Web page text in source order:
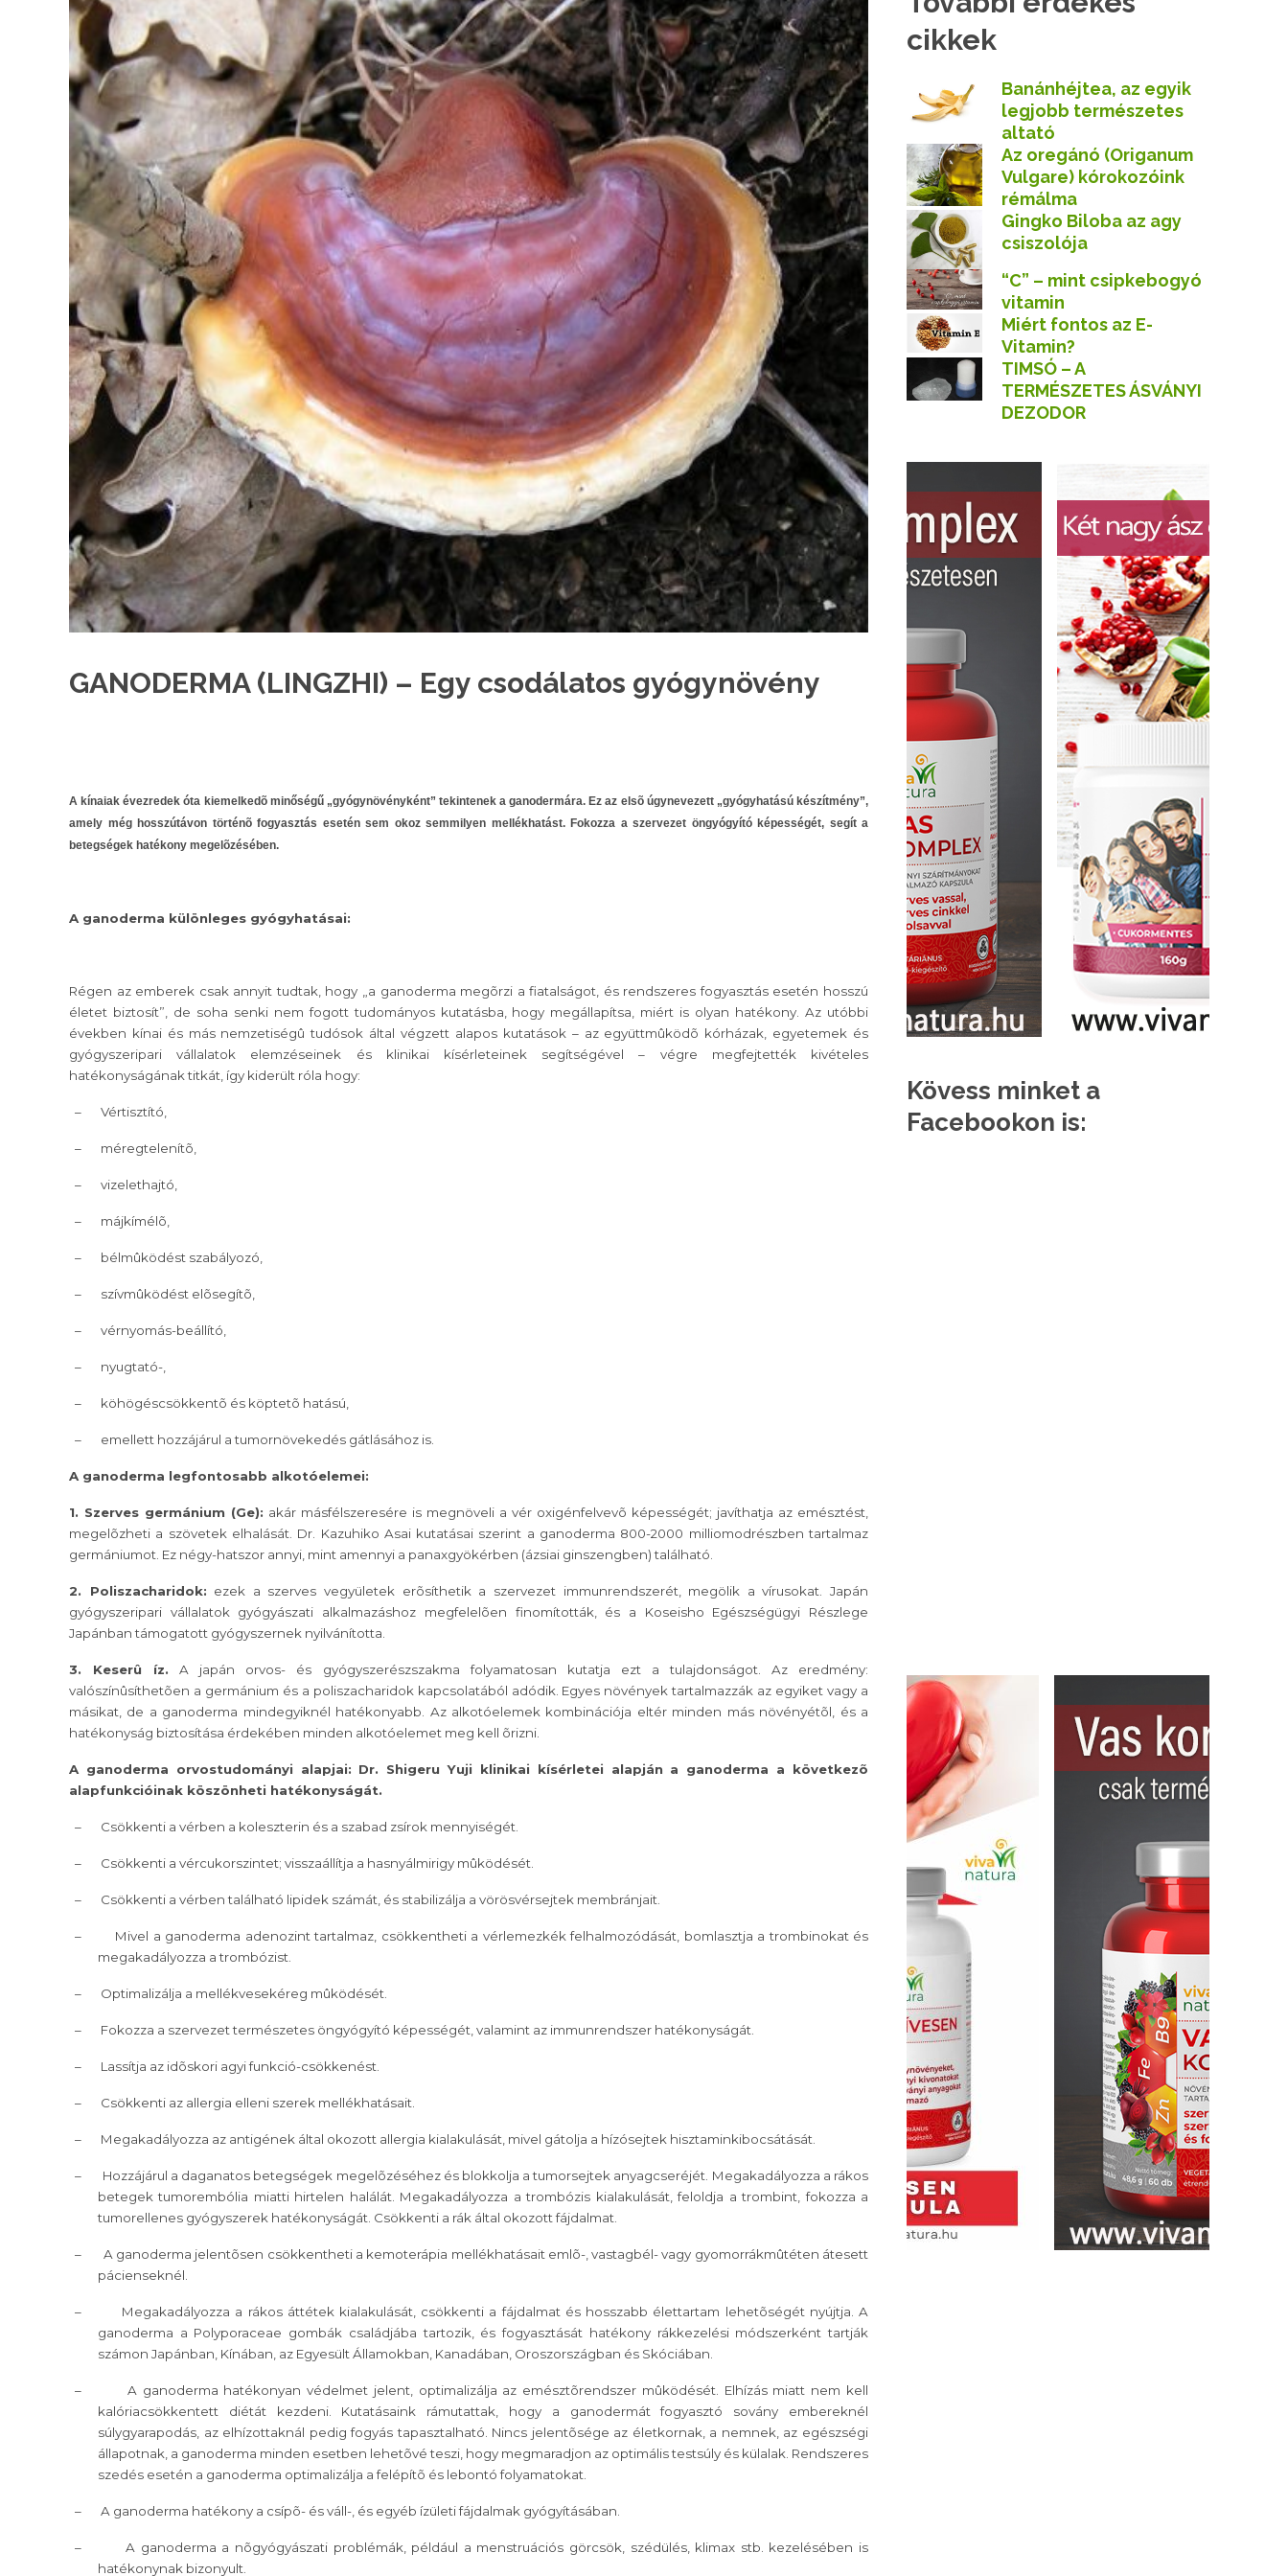
GANODERMA (LINGZHI) – Egy csodálatos gyógynövény
A kínaiak évezredek óta kiemelkedõ minőségű „gyógynövényként” tekintenek a ganodermára. Ez az elsõ úgynevezett „gyógyhatású készítmény”,
amely még hosszútávon történõ fogyasztás esetén sem okoz semmilyen mellékhatást. Fokozza a szervezet öngyógyító képességét, segít a
betegségek hatékony megelõzésében.
A ganoderma különleges gyógyhatásai:
Régen az emberek csak annyit tudtak, hogy „a ganoderma megõrzi a fiatalságot, és rendszeres fogyasztás esetén hosszú
életet biztosít”, de soha senki nem fogott tudományos kutatásba, hogy megállapítsa, miért is olyan hatékony. Az utóbbi
években kínai és más nemzetiségû tudósok által végzett alapos kutatások – az együttmûködõ kórházak, egyetemek és
gyógyszeripari vállalatok elemzéseinek és klinikai kísérleteinek segítségével – végre megfejtették kivételes
hatékonyságának titkát, így kiderült róla hogy:
– Vértisztító,
– méregtelenítõ,
– vizelethajtó,
– májkímélõ,
– bélmûködést szabályozó,
– szívmûködést elõsegítõ,
– vérnyomás-beállító,
– nyugtató-,
– köhögéscsökkentõ és köptetõ hatású,
– emellett hozzájárul a tumornövekedés gátlásához is.
A ganoderma legfontosabb alkotóelemei:
1. Szerves germánium (Ge): akár másfélszeresére is megnöveli a vér oxigénfelvevõ képességét; javíthatja az emésztést,
megelõzheti a szövetek elhalását. Dr. Kazuhiko Asai kutatásai szerint a ganoderma 800-2000 milliomodrészben tartalmaz
germániumot. Ez négy-hatszor annyi, mint amennyi a panaxgyökérben (ázsiai ginszengben) található.
2. Poliszacharidok: ezek a szerves vegyületek erõsíthetik a szervezet immunrendszerét, megölik a vírusokat. Japán
gyógyszeripari vállalatok gyógyászati alkalmazáshoz megfelelõen finomították, és a Koseisho Egészségügyi Részlege
Japánban támogatott gyógyszernek nyilvánította.
3. Keserû íz. A japán orvos- és gyógyszerészszakma folyamatosan kutatja ezt a tulajdonságot. Az eredmény:
valószínûsíthetõen a germánium és a poliszacharidok kapcsolatából adódik. Egyes növények tartalmazzák az egyiket vagy a
másikat, de a ganoderma mindegyiknél hatékonyabb. Az alkotóelemek kombinációja eltér minden más növényétõl, és a
hatékonyság biztosítása érdekében minden alkotóelemet meg kell õrizni.
A ganoderma orvostudományi alapjai: Dr. Shigeru Yuji klinikai kísérletei alapján a ganoderma a következõ
alapfunkcióinak köszönheti hatékonyságát.
– Csökkenti a vérben a koleszterin és a szabad zsírok mennyiségét.
– Csökkenti a vércukorszintet; visszaállítja a hasnyálmirigy mûködését.
– Csökkenti a vérben található lipidek számát, és stabilizálja a vörösvérsejtek membránjait.
–
Mivel a ganoderma adenozint tartalmaz, csökkentheti a vérlemezkék felhalmozódását, bomlasztja a trombinokat és
megakadályozza a trombózist.
– Optimalizálja a mellékvesekéreg mûködését.
– Fokozza a szervezet természetes öngyógyító képességét, valamint az immunrendszer hatékonyságát.
– Lassítja az idõskori agyi funkció-csökkenést.
– Csökkenti az allergia elleni szerek mellékhatásait.
– Megakadályozza az antigének által okozott allergia kialakulását, mivel gátolja a hízósejtek hisztaminkibocsátását.
–
Hozzájárul a daganatos betegségek megelõzéséhez és blokkolja a tumorsejtek anyagcseréjét. Megakadályozza a rákos
betegek tumorembólia miatti hirtelen halálát. Megakadályozza a trombózis kialakulását, feloldja a trombint, fokozza a
tumorellenes gyógyszerek hatékonyságát. Csökkenti a rák által okozott fájdalmat.
–
A ganoderma jelentõsen csökkentheti a kemoterápia mellékhatásait emlõ-, vastagbél- vagy gyomorrákmûtéten átesett
pácienseknél.
–
Megakadályozza a rákos áttétek kialakulását, csökkenti a fájdalmat és hosszabb élettartam lehetõségét nyújtja. A
ganoderma a Polyporaceae gombák családjába tartozik, és fogyasztását hatékony rákkezelési módszerként tartják
számon Japánban, Kínában, az Egyesült Államokban, Kanadában, Oroszországban és Skóciában.
–
A ganoderma hatékonyan védelmet jelent, optimalizálja az emésztõrendszer mûködését. Elhízás miatt nem kell
kalóriacsökkentett diétát kezdeni. Kutatásaink rámutattak, hogy a ganodermát fogyasztó sovány embereknél
súlygyarapodás, az elhízottaknál pedig fogyás tapasztalható. Nincs jelentõsége az életkornak, a nemnek, az egészségi
állapotnak, a ganoderma minden esetben lehetõvé teszi, hogy megmaradjon az optimális testsúly és külalak. Rendszeres
szedés esetén a ganoderma optimalizálja a felépítõ és lebontó folyamatokat.
– A ganoderma hatékony a csípõ- és váll-, és egyéb ízületi fájdalmak gyógyításában.
–
A ganoderma a nõgyógyászati problémák, például a menstruációs görcsök, szédülés, klimax stb. kezelésében is
hatékonynak bizonyult.
cikkek
Banánhéjtea, az egyik
legjobb természetes
altató
Az oregánó (Origanum
Vulgare) kórokozóink
rémálma
Gingko Biloba az agy
csiszolója
“C” – mint csipkebogyó
vitamin
Miért fontos az E-
Vitamin?
TIMSÓ – A
TERMÉSZETES ÁSVÁNYI
DEZODOR
Kövess minket a
Facebookon is: